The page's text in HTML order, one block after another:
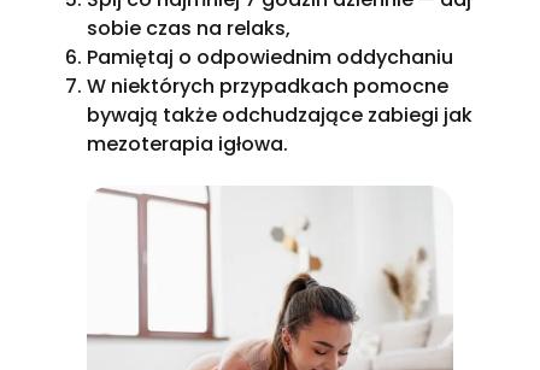
sobie czas na relaks,
Pamiętaj o odpowiednim oddychaniu
W niektórych przypadkach pomocne
bywają także odchudzające zabiegi jak
mezoterapia igłowa.